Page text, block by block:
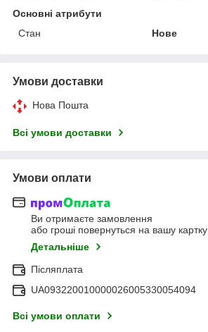
Основні атрибути
Стан
Нове
Умови доставки
Нова Пошта
Всі умови доставки
Умови оплати
Ви отримаєте замовлення
або гроші повернуться на вашу картку
Детальніше
Післяплата
UA093220010000026005330054094
Всі умови оплати